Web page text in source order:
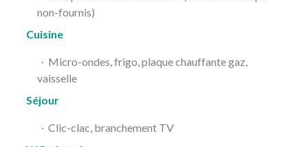
non-fournis)
Cuisine
Micro-ondes, frigo, plaque chauffante gaz,
vaisselle
Séjour
Clic-clac, branchement TV